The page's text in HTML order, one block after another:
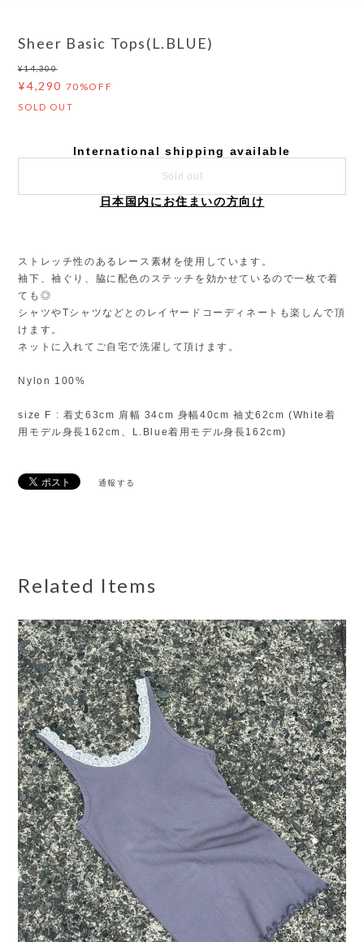
Sheer Basic Tops(L.BLUE)
¥14,300
¥4,290 70%OFF
SOLD OUT
International shipping available
Sold out
日本国内にお住まいの方向け
ストレッチ性のあるレース素材を使用しています。
袖下、袖ぐり、脇に配色のステッチを効かせているので一枚で着
ても◎
シャツやTシャツなどとのレイヤードコーディネートも楽しんで頂
けます。
ネットに入れてご自宅で洗濯して頂けます。
Nylon 100%
size F : 着丈63cm 肩幅 34cm 身幅40cm 袖丈62cm (White着
用モデル身長162cm、L.Blue着用モデル身長162cm)
通報する
Related Items